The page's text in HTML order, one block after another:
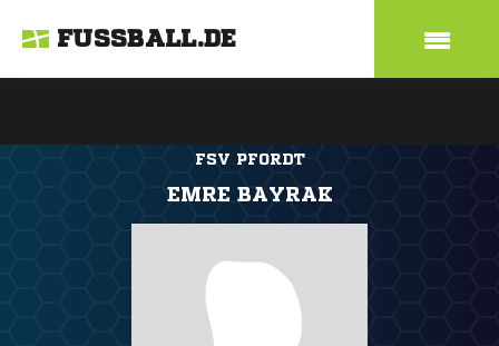
FUSSBALL.DE
FSV PFORDT
EMRE BAYRAK